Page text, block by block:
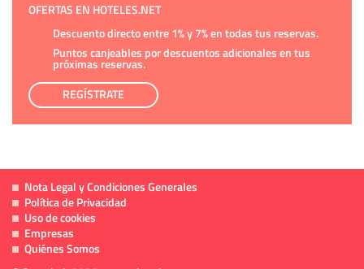
OFERTAS EN HOTELES.NET
Descuento directo entre 1% y 7% en todas tus reservas.
Puntos canjeables por descuentos adicionales en tus
próximas reservas.
REGÍSTRATE
Nota Legal y Condiciones Generales
Política de Privacidad
Uso de cookies
Empresas
Quiénes Somos